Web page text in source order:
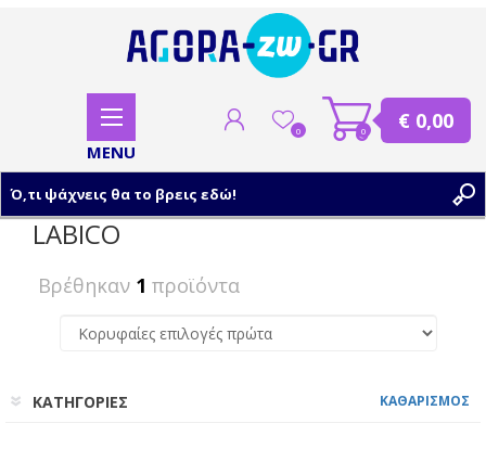
ΣΥΝΔΕΣΗ
0 0 € 0,00
LABICO
Βρέθηκαν 1 προϊόντα
ΚΑΤΗΓΟΡΙΕΣ ΚΑΘΑΡΙΣΜΟΣ